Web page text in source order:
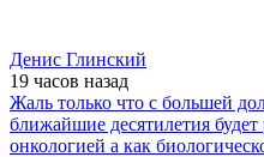
Денис Глинский
19 часов назад
Жаль только что с большей
ближайшие десятилетия будет
онкологией а как